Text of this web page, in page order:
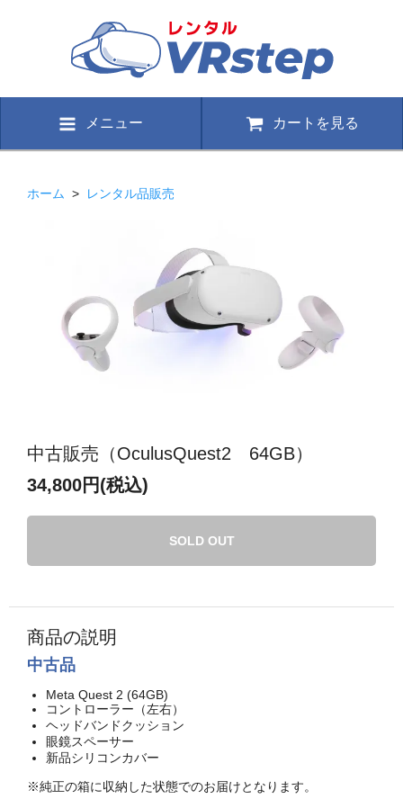
メニュー カートを見る
ホーム > レンタル品販売
中古販売（OculusQuest2 64GB）
34,800円(税込)
SOLD OUT
商品の説明
中古品
Meta Quest 2 (64GB)
コントローラー（左右）
ヘッドバンドクッション
眼鏡スペーサー
新品シリコンカバー
※純正の箱に収納した状態でのお届けとなります。